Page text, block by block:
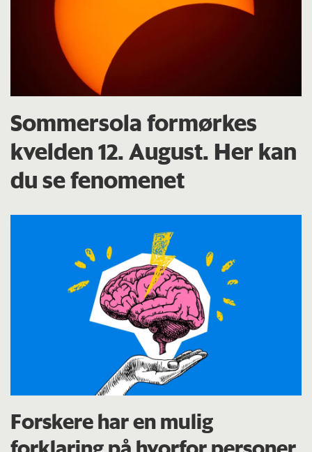
Sommersola formørkes
kvelden 12. August. Her kan
du se fenomenet
Forskere har en mulig